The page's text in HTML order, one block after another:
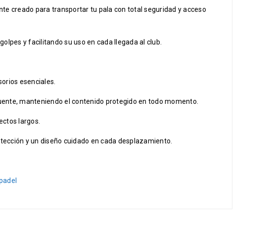
creado para transportar tu pala con total seguridad y acceso
y facilitando su uso en cada llegada al club.
esenciales.
manteniendo el contenido protegido en todo momento.
largos.
y un diseño cuidado en cada desplazamiento.